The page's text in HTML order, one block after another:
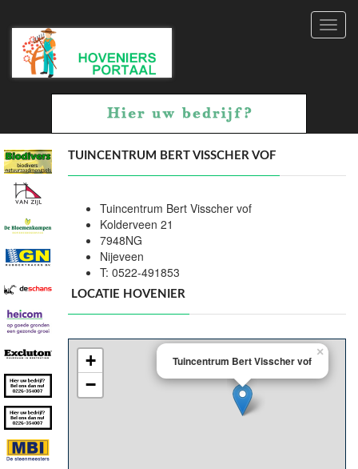
TUINCENTRUM BERT VISSCHER VOF
Tuincentrum Bert Visscher vof
Kolderveen 21
7948NG
Nijeveen
T: 0522-491853
LOCATIE HOVENIER
Tuincentrum Bert Visscher vof
×
+
−